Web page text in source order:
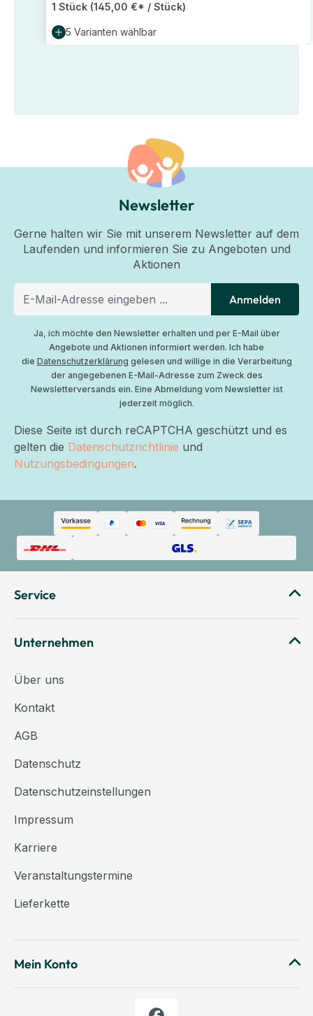
1 Stück (145,00 €* / Stück)
5 Varianten wählbar
Newsletter
Gerne halten wir Sie mit unserem Newsletter auf dem
Laufenden und informieren Sie zu Angeboten und
Aktionen
Anmelden
Ja, ich möchte den Newsletter erhalten und per E-Mail über
Angebote und Aktionen informiert werden. Ich habe
die Datenschutzerklärung gelesen und willige in die Verarbeitung
der angegebenen E-Mail-Adresse zum Zweck des
Newsletterversands ein. Eine Abmeldung vom Newsletter ist
jederzeit möglich.
Diese Seite ist durch reCAPTCHA geschützt und es
gelten die Datenschutzrichtlinie und
Nutzungsbedingungen.
Service
Unternehmen
Über uns
Kontakt
AGB
Datenschutz
Datenschutzeinstellungen
Impressum
Karriere
Veranstaltungstermine
Lieferkette
Mein Konto